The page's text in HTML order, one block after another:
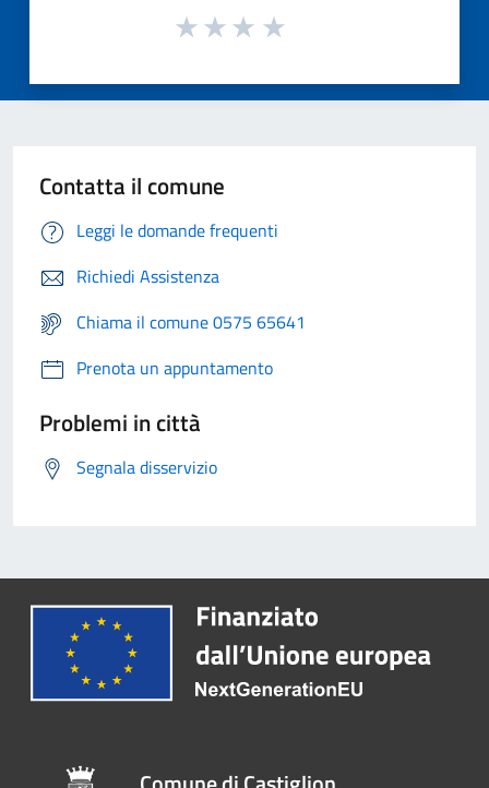
Contatta il comune
Leggi le domande frequenti
Richiedi Assistenza
Chiama il comune 0575 65641
Prenota un appuntamento
Problemi in città
Segnala disservizio